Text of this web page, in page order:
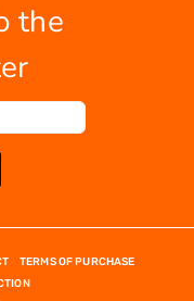
the
TERMS OF PURCHASE